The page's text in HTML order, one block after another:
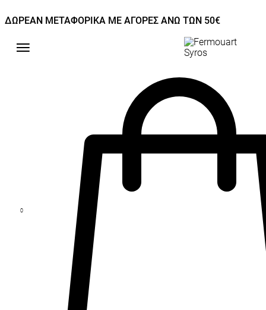
ΔΩΡΕΑΝ ΜΕΤΑΦΟΡΙΚΑ ΜΕ ΑΓΟΡΕΣ ΑΝΩ ΤΩΝ 50€
0